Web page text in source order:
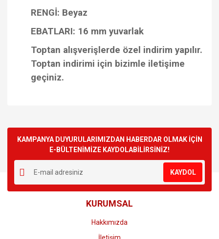
RENGİ: Beyaz
EBATLARI: 16 mm yuvarlak
Toptan alışverişlerde özel indirim yapılır.
Toptan indirimi için bizimle iletişime
geçiniz.
Yorum Yaz
kullanarak tarafımıza iletebilirsiniz.
Görüş ve önerileriniz için teşekkür ederiz.
Ürün resmi kalitesiz, bozuk veya görüntülenemiyor.
Ürün açıklamasında eksik bilgiler bulunuyor.
Ürün bilgilerinde hatalar bulunuyor.
Ürün fiyatı diğer sitelerden daha pahalı.
KAMPANYA DUYURULARIMIZDAN HABERDAR OLMAK İÇİN
E-BÜLTENİMİZE KAYDOLABİLİRSİNİZ!
KAYDOL
KURUMSAL
Hakkımızda